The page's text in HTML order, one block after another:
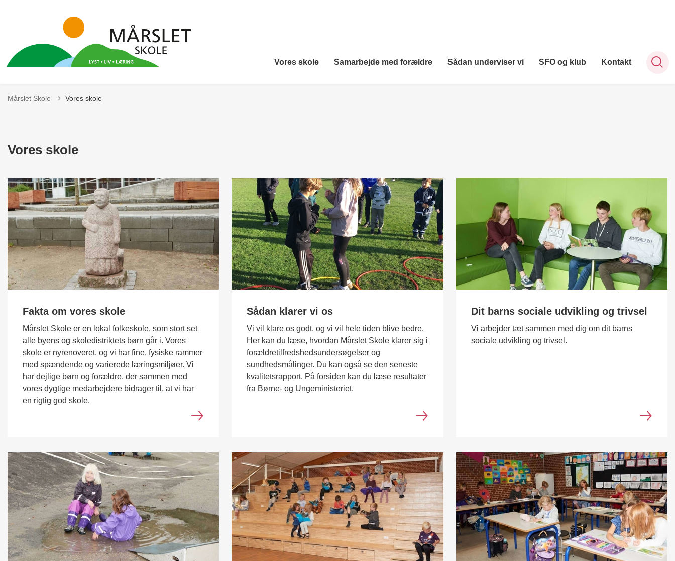
Vores skole Samarbejde med forældre Sådan underviser vi SFO og klub Kontakt
Mårslet Skole Vores skole
Vores skole
Fakta om vores skole
Mårslet Skole er en lokal folkeskole, som stort set
alle byens og skoledistriktets børn går i. Vores
skole er nyrenoveret, og vi har fine, fysiske rammer
med spændende og varierede læringsmiljøer. Vi
har dejlige børn og forældre, der sammen med
vores dygtige medarbejdere bidrager til, at vi har
en rigtig god skole.
Sådan klarer vi os
Vi vil klare os godt, og vi vil hele tiden blive bedre.
Her kan du læse, hvordan Mårslet Skole klarer sig i
forældretilfredshedsundersøgelser og
sundhedsmålinger. Du kan også se den seneste
kvalitetsrapport. På forsiden kan du læse resultater
fra Børne- og Ungeministeriet.
Dit barns sociale udvikling og trivsel
Vi arbejder tæt sammen med dig om dit barns
sociale udvikling og trivsel.